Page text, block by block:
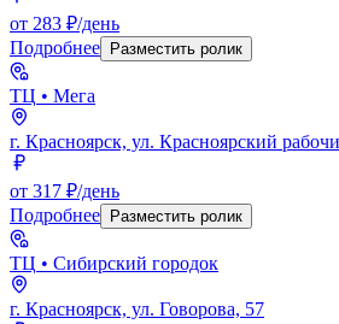
от 283 ₽/день
Подробнее Разместить ролик
ТЦ • Мега
г. Красноярск, ул. Красноярский
от 317 ₽/день
Подробнее Разместить ролик
ТЦ • Сибирский городок
г. Красноярск, ул. Говорова, 57